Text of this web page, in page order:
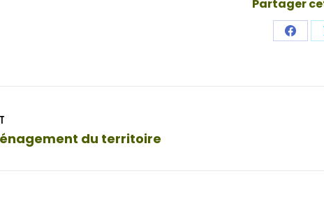
Partager
Share
du territoire